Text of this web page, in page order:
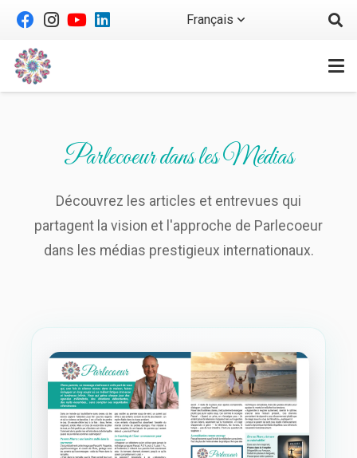
Français
Parlecoeur dans les Médias
Découvrez les articles et entrevues qui
partagent la vision et l'approche de Parlecoeur
dans les médias prestigieux internationaux.